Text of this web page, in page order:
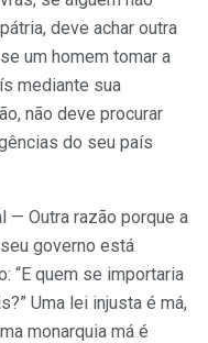
deve achar outra
um homem tomar a
mediante sua
não deve procurar
do seu país
— Outra razão porque a
governo está
“E quem se importaria
Uma lei injusta é má,
monarquia má é